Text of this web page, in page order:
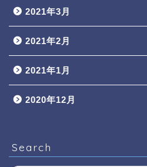
2021年3月
2021年2月
2021年1月
2020年12月
Search